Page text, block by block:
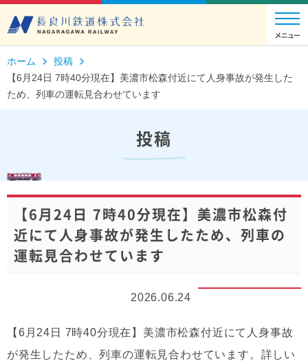
ホーム
投稿
【6月24日 7時40分現在】美濃市松森付近にて人身事故が発生した
ため、列車の運転見合わせています
投稿
【6月24日 7時40分現在】美濃市松森付
近にて人身事故が発生したため、列車の
運転見合わせています
2026.06.24
【6月24日 7時40分現在】美濃市松森付近にて人身事故
が発生したため、列車の運転見合わせています。詳しい